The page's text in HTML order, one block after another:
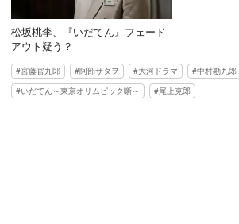
松坂桃李、『いだてん』フェード
アウト疑う？
宮藤官九郎 阿部サダヲ 大河ドラマ 中村勘九郎
いだてん～東京オリムピック噺～
尾上克郎